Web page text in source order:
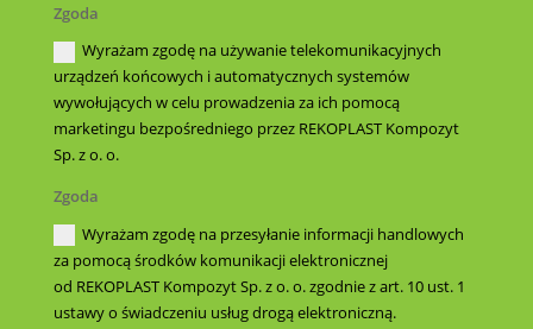
Zgoda
Wyrażam zgodę na używanie telekomunikacyjnych
urządzeń końcowych i automatycznych systemów
wywołujących w celu prowadzenia za ich pomocą
marketingu bezpośredniego przez REKOPLAST Kompozyt
Sp. z o. o.
Zgoda
Wyrażam zgodę na przesyłanie informacji handlowych
za pomocą środków komunikacji elektronicznej
od REKOPLAST Kompozyt Sp. z o. o. zgodnie z art. 10 ust. 1
ustawy o świadczeniu usług drogą elektroniczną.